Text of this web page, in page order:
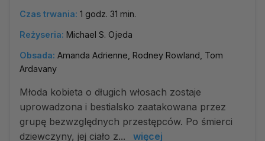
Czas trwania: 1 godz. 31 min.
Reżyseria: Michael S. Ojeda
Obsada: Amanda Adrienne, Rodney Rowland, Tom
Ardavany
Młoda kobieta o długich włosach zostaje
uprowadzona i bestialsko zaatakowana przez
grupę bezwzględnych przestępców. Po śmierci
dziewczyny, jej ciało z...
więcej